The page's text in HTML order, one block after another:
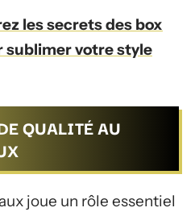
les secrets des box
sublimer votre style
QUALITÉ AU
joue un rôle essentiel